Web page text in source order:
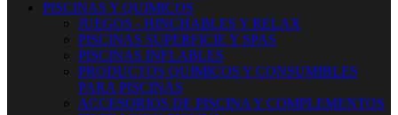
PISCINAS Y QUIMICOS
JUEGOS - HINCHABLES Y RELAX
PISCINAS SUPERFICIE Y SPAS
PISCINAS INFLABLES
PRODUCTOS QUIMICOS Y CONSUMIBLES
PARA PISCINAS
ACCESORIOS DE PISCINA Y COMPLEMENTOS